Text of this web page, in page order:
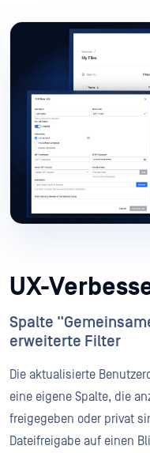
UX-
Spalte
erweiterte Filter
Die aktualisierte
eine eigene Spalte, die
freigegeben oder privat
Dateifreigabe auf einen